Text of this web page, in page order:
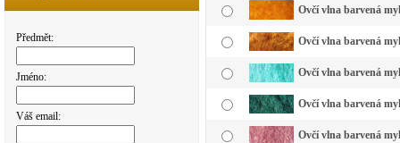
Předmět:
Jméno:
Váš email:
Ovčí vlna barvená
Ovčí vlna barvená
Ovčí vlna barvená
Ovčí vlna barvená
Ovčí vlna barvená